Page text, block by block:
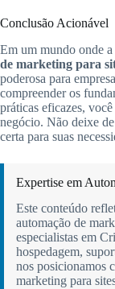
Conclusão Acionável
Em um mundo onde
de marketing para
poderosa para
compreender os
práticas eficazes,
negócio. Não deixe
certa para suas
Expertise em
Este conteúdo
automação de
especialistas em
hospedagem,
nos posicionamos
marketing para